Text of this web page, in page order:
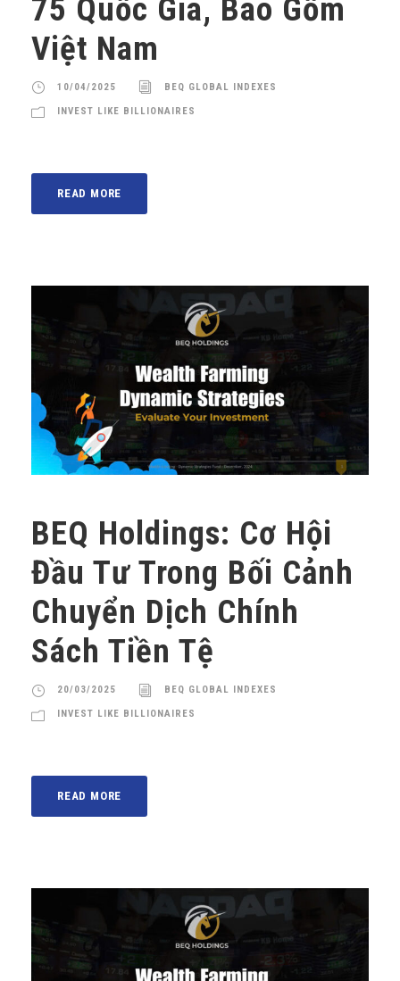
75 Quốc Gia, Bao Gồm
Việt Nam
10/04/2025 BEQ GLOBAL INDEXES
INVEST LIKE BILLIONAIRES
READ MORE
BEQ Holdings: Cơ Hội
Đầu Tư Trong Bối Cảnh
Chuyển Dịch Chính
Sách Tiền Tệ
20/03/2025 BEQ GLOBAL INDEXES
INVEST LIKE BILLIONAIRES
READ MORE